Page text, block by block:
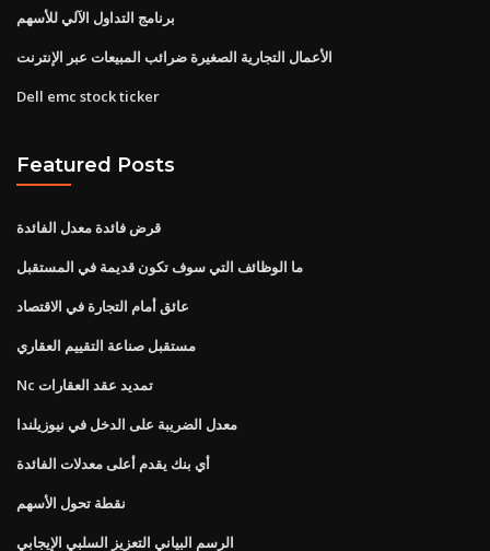
برنامج التداول الآلي للأسهم
الأعمال التجارية الصغيرة ضرائب المبيعات عبر الإنترنت
Dell emc stock ticker
Featured Posts
قرض فائدة معدل الفائدة
ما الوظائف التي سوف تكون قديمة في المستقبل
عائق أمام التجارة في الاقتصاد
مستقبل صناعة التقييم العقاري
Nc تمديد عقد العقارات
معدل الضريبة على الدخل في نيوزيلندا
أي بنك يقدم أعلى معدلات الفائدة
نقطة تحول الأسهم
الرسم البياني التعزيز السلبي الإيجابي